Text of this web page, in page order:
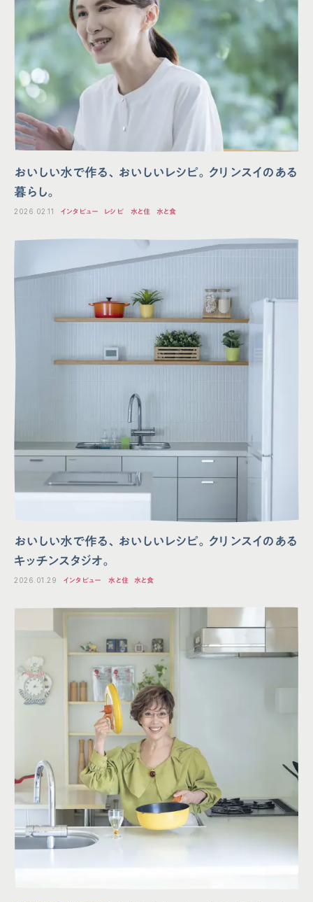
おいしい水で作る、おいしいレシピ。クリンスイのある
暮らし。
2026.02.11 インタビュー レシピ 水と住 水と食
おいしい水で作る、おいしいレシピ。クリンスイのある
キッチンスタジオ。
2026.01.29 インタビュー 水と住 水と食